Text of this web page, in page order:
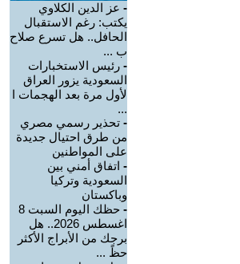
- عز الدين الكلاوي
يكتب: رغم الاستقبال
الحافل.. هل تسرع صلاح
ب ...
- رئيس الاستخبارات
السعودية يزور العراق
لأول مرة بعد الهجمات ا
...
- تحذير رسمي مصري
من طرق احتيال جديدة
على المواطنين
- اتفاق أمني بين
السعودية وتركيا
وباكستان
-
حظك اليوم السبت 8
اغسطس 2026.. هل
برجك من الأبراج الأكثر
حظً ...